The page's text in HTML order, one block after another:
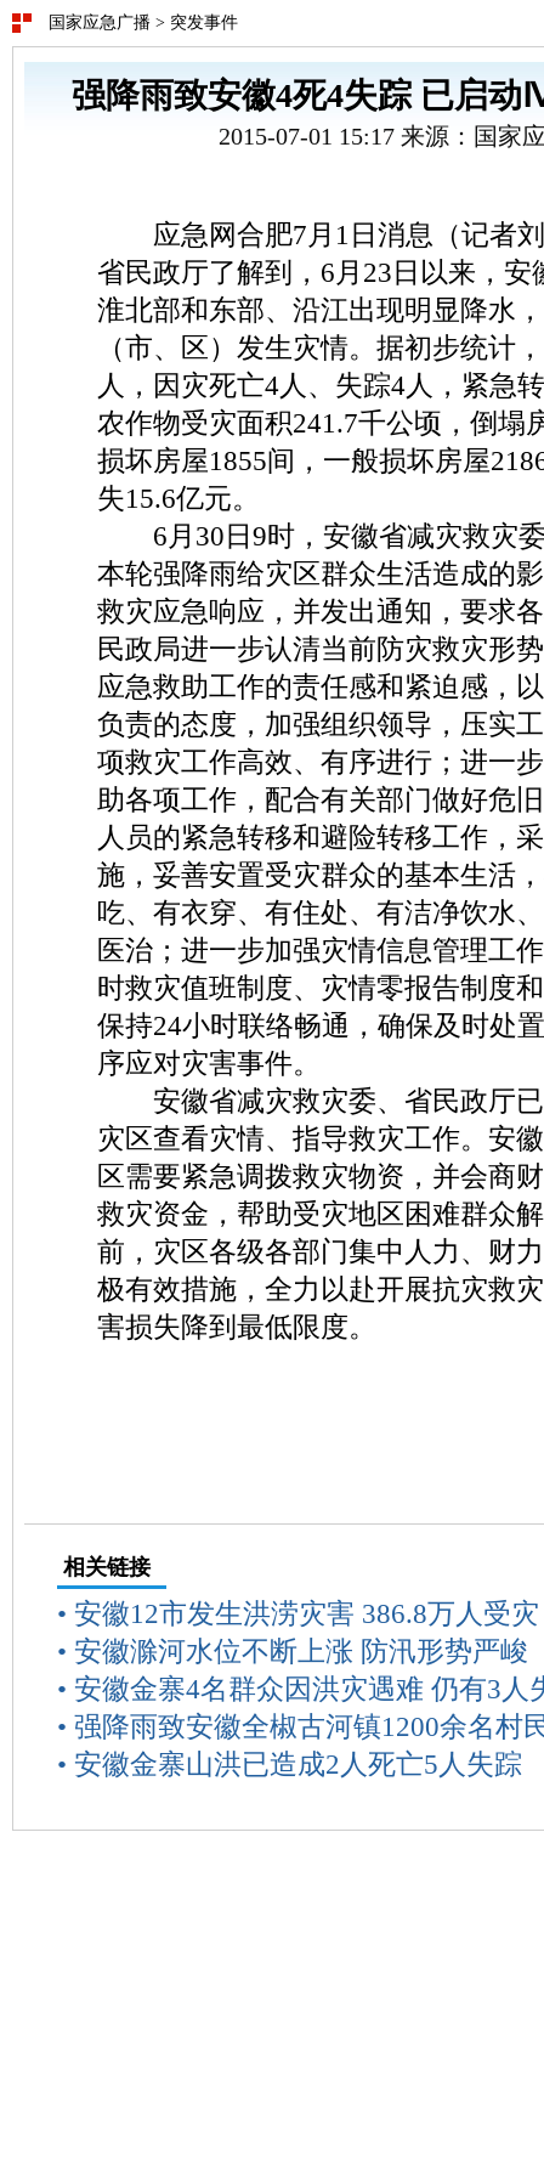
国家应急广播 > 突发事件
强降雨致安徽4死4失踪 已启
2015-07-01 15:17 来源：国家
应急网合肥7月1日消息（记者刘
省民政厅了解到，6月23日以来，安
淮北部和东部、沿江出现明显降水
（市、区）发生灾情。据初步统计
人，因灾死亡4人、失踪4人，紧急
农作物受灾面积241.7千公顷，倒塌
损坏房屋1855间，一般损坏房屋
失15.6亿元。
6月30日9时，安徽省减灾救灾
本轮强降雨给灾区群众生活造成的
救灾应急响应，并发出通知，要求
民政局进一步认清当前防灾救灾形
应急救助工作的责任感和紧迫感，
负责的态度，加强组织领导，压实
项救灾工作高效、有序进行；进一
助各项工作，配合有关部门做好危
人员的紧急转移和避险转移工作，
施，妥善安置受灾群众的基本生活
吃、有衣穿、有住处、有洁净饮水
医治；进一步加强灾情信息管理工
时救灾值班制度、灾情零报告制度
保持24小时联络畅通，确保及时处
序应对灾害事件。
安徽省减灾救灾委、省民政厅已
灾区查看灾情、指导救灾工作。安
区需要紧急调拨救灾物资，并会商
救灾资金，帮助受灾地区困难群众
前，灾区各级各部门集中人力、财
极有效措施，全力以赴开展抗灾救
害损失降到最低限度。
相关链接
• 安徽12市发生洪涝灾害 386.8万人受灾
• 安徽滁河水位不断上涨 防汛形势严峻
• 安徽金寨4名群众因洪灾遇难 仍有3人
• 强降雨致安徽全椒古河镇1200余名村
• 安徽金寨山洪已造成2人死亡5人失踪